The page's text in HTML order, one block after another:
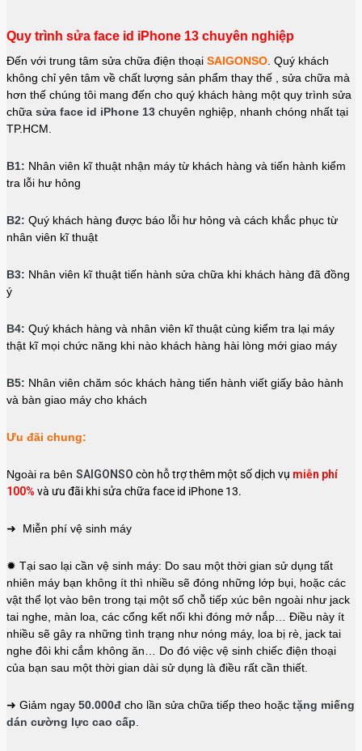
Quy trình sửa face id iPhone 13 chuyên nghiệp
Đến với trung tâm sửa chữa điện thoại SAIGONSO . Quý khách
không chỉ yên tâm về chất lượng sản phẩm thay thế , sửa chữa mà
hơn thế chúng tôi mang đến cho quý khách hàng một quy trình sửa
chữa sửa face id iPhone 13 chuyên nghiệp, nhanh chóng nhất tại
TP.HCM.
B1: Nhân viên kĩ thuật nhận máy từ khách hàng và tiến hành kiểm
tra lỗi hư hỏng
B2: Quý khách hàng được báo lỗi hư hỏng và cách khắc phục từ
nhân viên kĩ thuật
B3: Nhân viên kĩ thuật tiến hành sửa chữa khi khách hàng đã đồng
ý
B4: Quý khách hàng và nhân viên kĩ thuật cùng kiểm tra lại máy
thật kĩ mọi chức năng khi nào khách hàng hài lòng mới giao máy
B5: Nhân viên chăm sóc khách hàng tiến hành viết giấy bảo hành
và bàn giao máy cho khách
Ưu đãi chung:
Ngoài ra bên SAIGONSO còn hỗ trợ thêm một số dịch vụ miễn phí
100% và ưu đãi khi sửa chữa face id iPhone 13.
➜ Miễn phí vệ sinh máy
✹ Tại sao lại cần vệ sinh máy: Do sau một thời gian sử dụng tất
nhiên máy bạn không ít thì nhiều sẽ đóng những lớp bụi, hoặc các
vật thể lọt vào bên trong tại một số chỗ tiếp xúc bên ngoài như jack
tai nghe, màn loa, các cổng kết nối khi đóng mở nắp… Điều này ít
nhiều sẽ gây ra những tình trạng như nóng máy, loa bị rè, jack tai
nghe đôi khi cắm không ăn… Do đó việc vệ sinh chiếc điện thoại
của bạn sau một thời gian dài sử dụng là điều rất cần thiết.
➜ Giảm ngay 50.000đ cho lần sửa chữa tiếp theo hoặc tặng miếng
dán cường lực cao cấp